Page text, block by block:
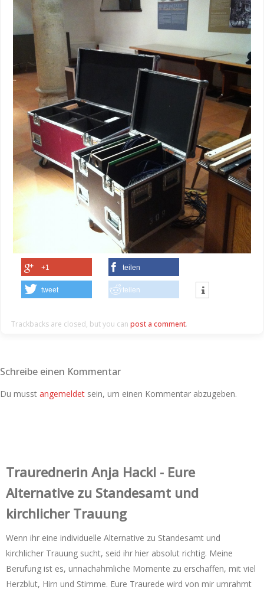
+1 teilen
tweet teilen
Trackbacks are closed, but you can post a comment.
Schreibe einen Kommentar
Du musst angemeldet sein, um einen Kommentar abzugeben.
Trauredner‌in Anja Hackl - Eure
Alternative zu Standesamt und
kirchlicher Trauung
Wenn ihr eine individuelle Alternative zu Standesamt und
kirchlicher Trauung sucht, seid ihr hier absolut richtig. Meine
Berufung ist es, unnachahmliche Momente zu erschaffen, mit viel
Herzblut, Hirn und Stimme. Eure Traurede wird von mir umrahmt